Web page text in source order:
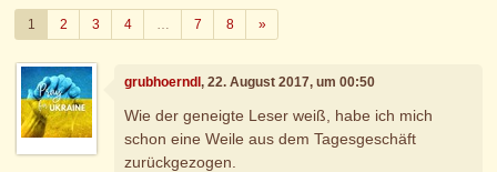
1 2 3 4 … 7 8 »Weiter
grubhoerndl, 22. August 2017, um 00:50
Wie der geneigte Leser weiß, habe ich mich
schon eine Weile aus dem Tagesgeschäft
zurückgezogen.